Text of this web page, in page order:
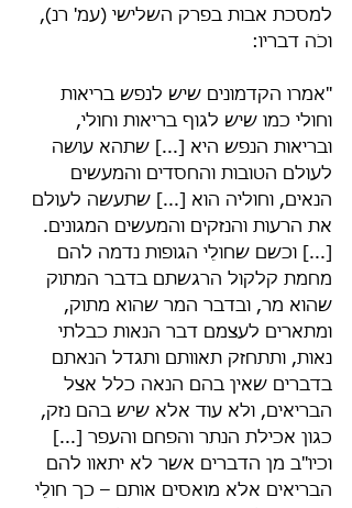
למסכת אבות בפרק השלישי (עמ' רנ),
וכֹה דבריו:
"אמרו הקדמונים שיש לנפש בריאות
וחולי כמו שיש לגוף בריאות וחולי,
ובריאות הנפש היא [...] שתהא עושה
לעולם הטובות והחסדים והמעשים
הנאים, וחוליה הוא [...] שתעשה לעולם
את הרעות והנזקים והמעשים המגונים.
[...] וכשם שחולֵי הגופות נדמה להם
מחמת קלקול הרגשתם בדבר המתוק
שהוא מר, ובדבר המר שהוא מתוק,
ומתארים לעצמם דבר הנאות כבלתי
נאות, ותתחזק תאוותם ותגדל הנאתם
בדברים שאין בהם הנאה כלל אצל
הבריאים, ולא עוד אלא שיש בהם נזק,
כגון אכילת הנתר והפחם והעפר [...]
וכיו"ב מן הדברים אשר לא יתאוו להם
הבריאים אלא מואסים אותם – כך חולֵי